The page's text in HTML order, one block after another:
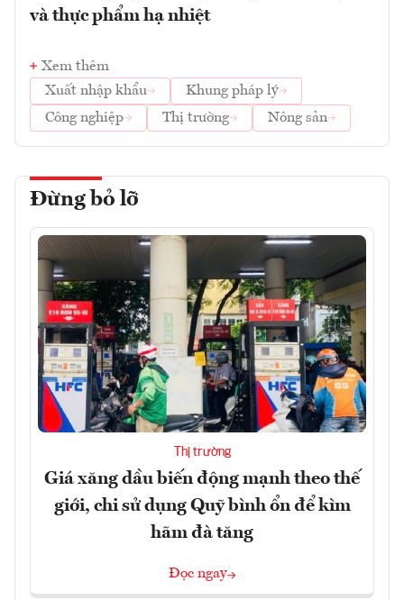
và thực phẩm hạ nhiệt
Xem thêm
Xuất nhập khẩu
Khung pháp lý
Công nghiệp
Thị trường Nông sản
Đừng bỏ lỡ
Thị trường
Giá xăng dầu biến động mạnh theo thế
giới, chi sử dụng Quỹ bình ổn để kìm
hãm đà tăng
Đọc ngay